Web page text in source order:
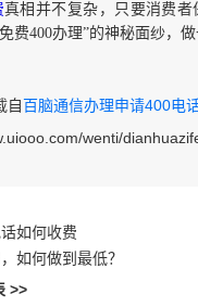
真相并不复杂，只要消费
费400办理”的神秘面纱，做
自百脑通信办理申请400电
wenti/
如何收费
如何做到最低？
>>